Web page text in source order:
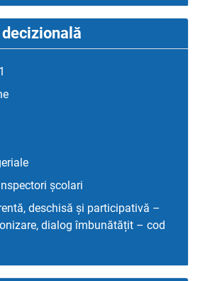
școlari
deschisă și participativă –
dialog îmbunătățit – cod